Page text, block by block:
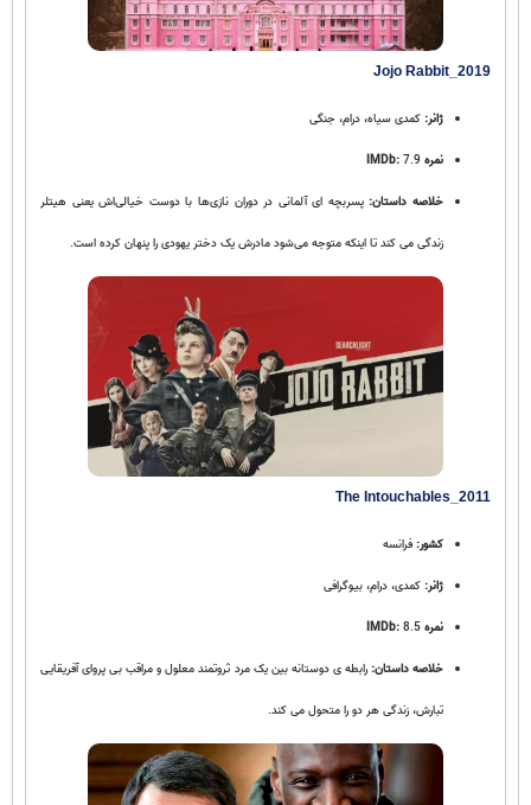
Jojo Rabbit_2019
ژانر:کمدی سیاه، درام، جنگی
نمره IMDb: 7.9
خلاصه داستان:پسربچه‌ ای آلمانی در دوران نازی‌ها با دوست خیالی‌اش یعنی هیتلر
زندگی می‌ کند تا اینکه متوجه می‌شود مادرش یک دختر یهودی را پنهان کرده است.
The Intouchables_2011
کشور:فرانسه
ژانر:کمدی، درام، بیوگرافی
نمره IMDb:8.5
خلاصه داستان:رابطه‌ ی دوستانه‌ بین یک مرد ثروتمند معلول و مراقب بی‌ پروای آفریقایی‌
تبارش، زندگی هر دو را متحول می‌ کند.